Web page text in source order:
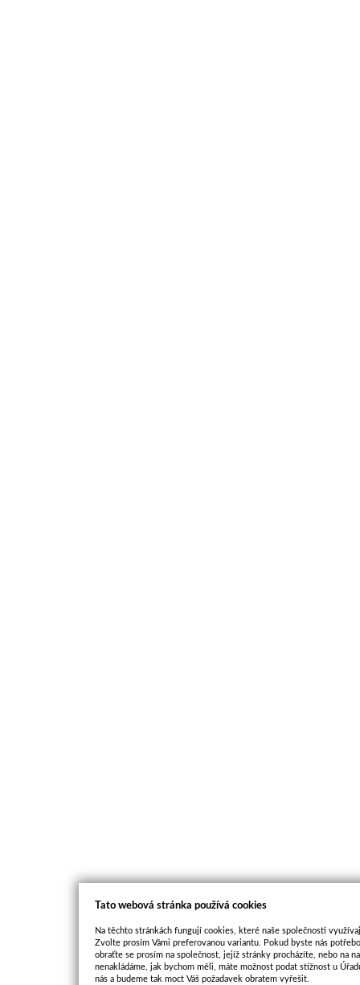
Tato webová stránka používá cookies
Na těchto stránkách fungují cookies, které naše společnosti
Zvolte prosím Vámi preferovanou variantu. Pokud byste nás
obraťte se prosím na společnost, jejíž stránky procházíte, nebo na
nenakládáme, jak bychom měli, máte možnost podat stížnost u
nás a budeme tak moct Váš požadavek obratem vyřešit.